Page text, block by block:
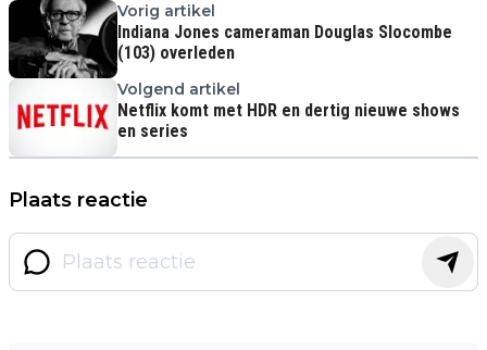
Vorig artikel
Indiana Jones cameraman Douglas Slocombe
(103) overleden
Volgend artikel
Netflix komt met HDR en dertig nieuwe shows
en series
Plaats reactie